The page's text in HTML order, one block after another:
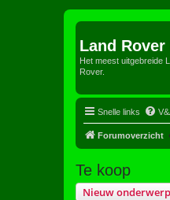
Land
Het meest uitgebreide
Rover.
Snelle links
Forumoverzicht
Te koop
Nieuw onderwerp